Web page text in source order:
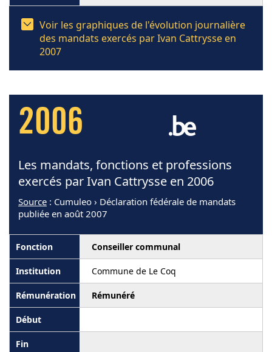
Voir les graphiques de l'évolution journalière
des mandats exercés par Ivan Cattrysse en
2007
2006
Les mandats, fonctions et professions
exercés par Ivan Cattrysse en 2006
Source : Cumuleo › Déclaration fédérale de mandats
publiée en août 2007
Conseiller communal
Commune de Le Coq
Rémunéré